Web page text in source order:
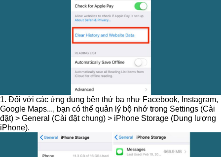
1. Đối với các ứng dụng bên thứ ba như Facebook, Instagram,
Google Maps..., bạn có thể quản lý bộ nhớ trong Settings (Cài
đặt) > General (Cài đặt chung) > iPhone Storage (Dung lượng
iPhone).